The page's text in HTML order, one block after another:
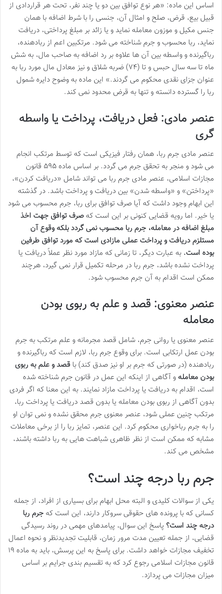
اساس این ماده: «هر نوع توافق بین دو یا چند نفر، تحت هر قراردادی از
قبیل بیع، قرض، صلح و امثال آن، جنسی را با شرط اضافه با همان
جنس مکیل و موزون معامله نماید و یا زائد بر مبلغ پرداختی، دریافت
نماید، ربا محسوب و جرم شناخته می شود. مرتکبین اعم از ربادهنده،
رباگیرنده و واسطه بین آن ها علاوه بر رد اضافه به صاحب مال، به شش
ماه تا سه سال حبس و تا (۷۴) ضربه شلاق و نیز معادل مال مورد ربا به
عنوان جزای نقدی محکوم می گردند.» این ماده به وضوح دایره شمول
ربا را گسترده دانسته و تنها به قرض محدود نمی کند.
عنصر مادی: فعل دریافت، پرداخت یا واسطه
گری
عنصر مادی جرم ربا، همان رفتار فیزیکی است که توسط مرتکب انجام
می شود و منجر به تحقق جرم می گردد. بر اساس ماده ۵۹۵ قانون
مجازات اسلامی، عنصر مادی جرم ربا می تواند شامل «دریافت کردن»،
«پرداختن» و «واسطه شدن» بین دریافت و پرداخت باشد. در گذشته
این ابهام وجود داشت که آیا صرف توافق برای ربا، جرم محسوب می شود
یا خیر. اما رویه قضایی کنونی بر این است که صرف توافق جهت اخذ
مبلغ اضافه در معامله، جرم ربا محسوب نمی گردد بلکه وقوع آن
مستلزم دریافت و پرداخت عملی مازادی است که مورد توافق طرفین
بوده است. به عبارت دیگر، تا زمانی که مازاد مورد نظر عملاً دریافت یا
پرداخت نشده باشد، جرم ربا در مرحله تکمیل قرار نمی گیرد، هرچند
ممکن است اقدام به آن جرم محسوب شود.
عنصر معنوی: قصد و علم به ربوی بودن
معامله
عنصر معنوی یا روانی جرم، شامل قصد مجرمانه و علم مرتکب به جرم
بودن عمل ارتکابی است. برای وقوع جرم ربا، لازم است که رباگیرنده و
ربادهنده (در صورتی که جرم بر او نیز صدق کند) با قصد و علم به ربوی
بودن معامله و آگاهی از اینکه این عمل در قانون جرم شناخته شده
است، اقدام به دریافت یا پرداخت مازاد نمایند. به این معنا که اگر فردی
بدون آگاهی از ربوی بودن معامله یا بدون قصد دریافت یا پرداخت ربا،
مرتکب چنین عملی شود، عنصر معنوی جرم محقق نشده و نمی توان او
را به جرم رباخواری محکوم کرد. این عنصر، تمایز ربا را از برخی معاملات
مشابه که ممکن است از نظر ظاهری شباهت هایی به ربا داشته باشند،
مشخص می کند.
جرم ربا درجه چند است؟
یکی از سوالات کلیدی و البته محل ابهام برای بسیاری از افراد، از جمله
کسانی که با پرونده های حقوقی سروکار دارند، این است که جرم ربا
درجه چند است؟ پاسخ این سوال، پیامدهای مهمی در روند رسیدگی
قضایی، از جمله تعیین مدت مرور زمان، قابلیت تجدیدنظر و نحوه اعمال
تخفیف مجازات خواهد داشت. برای پاسخ به این پرسش، باید به ماده ۱۹
قانون مجازات اسلامی رجوع کرد که به تقسیم بندی جرایم بر اساس
میزان مجازات می پردازد.